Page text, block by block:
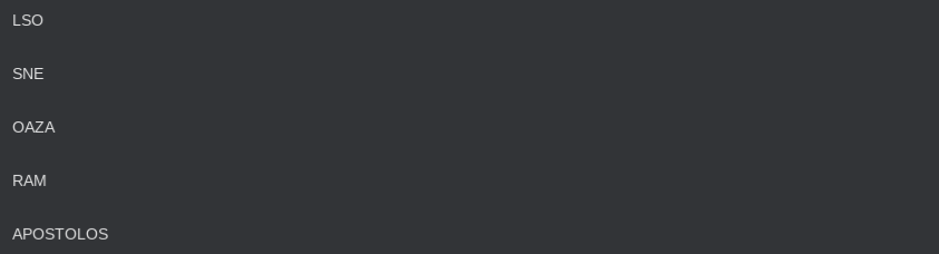
LSO
SNE
OAZA
RAM
APOSTOLOS